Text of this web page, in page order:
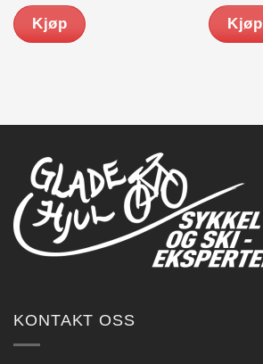
Kjøp Kjøp
KONTAKT OSS